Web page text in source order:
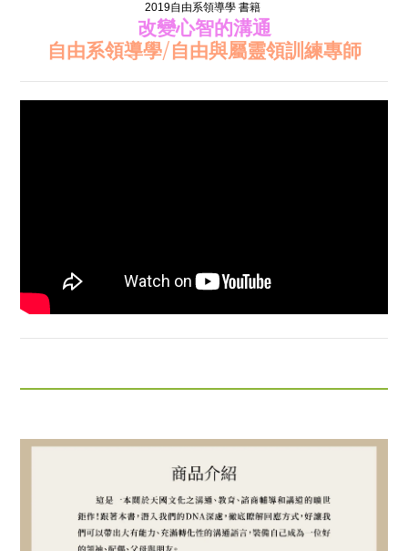
2019自由系領導學 書籍
改變心智的溝通
自由系領導學/自由與屬靈領訓練專師